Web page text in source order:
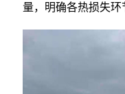
量，明确各热损失环